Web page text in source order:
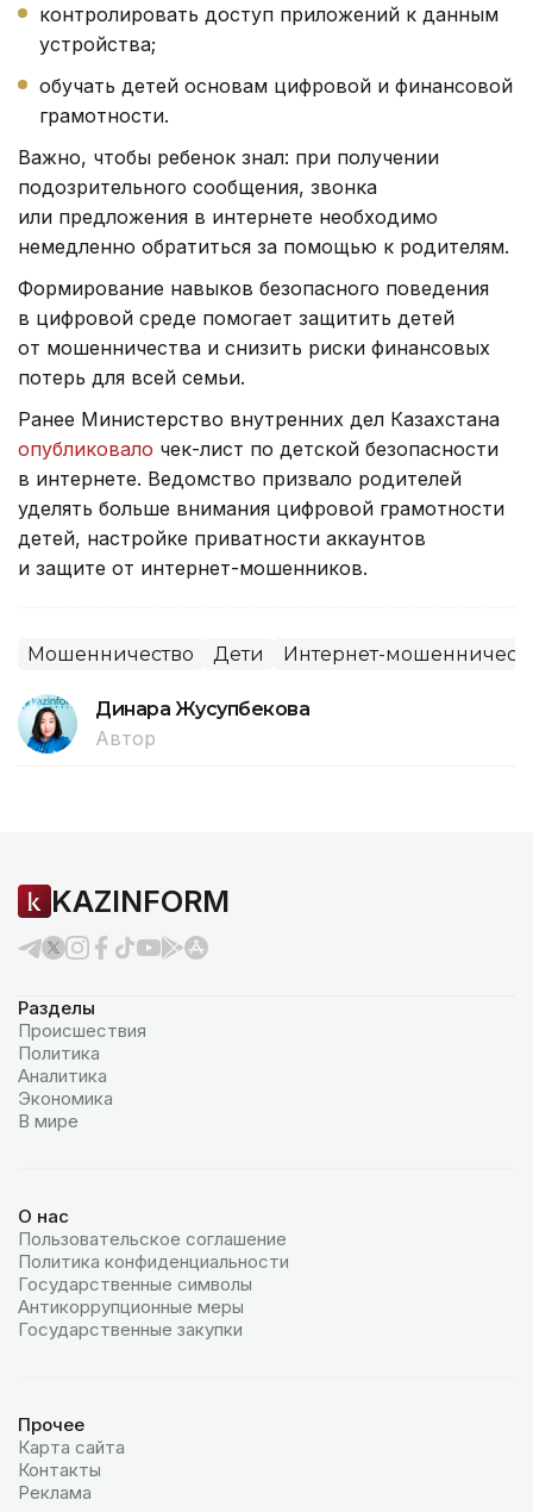
контролировать доступ приложений к данным
устройства;
обучать детей основам цифровой и финансовой
грамотности.
Важно, чтобы ребенок знал: при получении
подозрительного сообщения, звонка
или предложения в интернете необходимо
немедленно обратиться за помощью к родителям.
Формирование навыков безопасного поведения
в цифровой среде помогает защитить детей
от мошенничества и снизить риски финансовых
потерь для всей семьи.
Ранее Министерство внутренних дел Казахстана
опубликовало чек-лист по детской безопасности
в интернете. Ведомство призвало родителей
уделять больше внимания цифровой грамотности
детей, настройке приватности аккаунтов
и защите от интернет-мошенников.
Мошенничество Дети Интернет-
Динара Жусупбекова
Автор
KAZINFORM
Разделы
Происшествия
Политика
Аналитика
Экономика
В мире
О нас
Пользовательское соглашение
Политика конфиденциальности
Государственные символы
Антикоррупционные меры
Государственные закупки
Прочее
Карта сайта
Контакты
Реклама